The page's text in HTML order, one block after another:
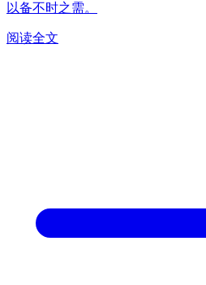
以备不时之需。
阅读全文